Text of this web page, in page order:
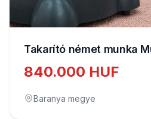
Takarító német
840.000 HUF
Baranya megye